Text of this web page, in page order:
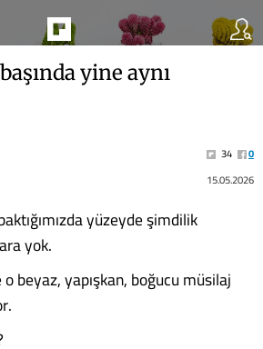
yine aynı
34
0
15.05.2026
yüzeyde şimdilik
yok.
beyaz, yapışkan, boğucu müsilaj